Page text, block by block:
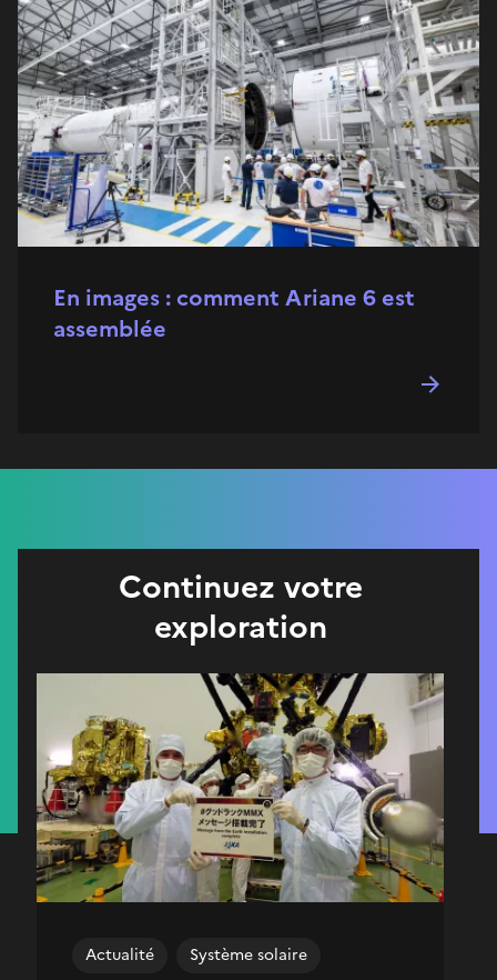
En images : comment Ariane 6 est
assemblée
Continuez votre
exploration
Actualité Système solaire